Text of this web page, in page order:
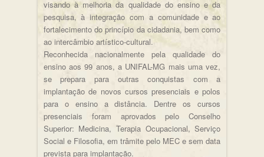
visando à melhoria da qualidade do ensino e da
pesquisa, à integração com a comunidade e ao
fortalecimento do princípio da cidadania, bem como
ao intercâmbio artístico-cultural.
Reconhecida nacionalmente pela qualidade do
ensino aos 99 anos, a UNIFAL-MG mais uma vez,
se prepara para outras conquistas com a
implantação de novos cursos presenciais e polos
para o ensino a distância. Dentre os cursos
presenciais foram aprovados pelo Conselho
Superior: Medicina, Terapia Ocupacional, Serviço
Social e Filosofia, em trâmite pelo MEC e sem data
prevista para implantação.